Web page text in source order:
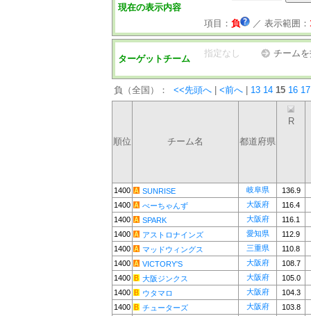
現在の表示内容
項目： 負 ／ 表示範囲：
ターゲットチーム
指定なし チーム
負（全国）： <<先頭へ <前へ 13 14 15 16 17
順位 チーム名 都道府県
R
1400 SUNRISE 岐阜県
136.9
1400
べーちゃんず 大阪府
116.4
1400
SPARK 大阪府
116.1
1400
アストロナインズ 愛知県
112.9
1400
マッドウィングス 三重県
110.8
1400
VICTORY'S 大阪府
108.7
1400
大阪ジンクス 大阪府
105.0
1400
ウタマロ 大阪府
104.3
1400
チューターズ 大阪府
103.8